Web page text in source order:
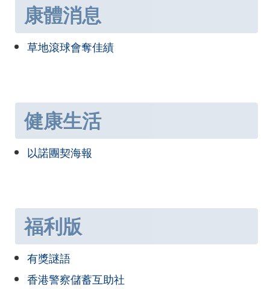
康體消息
草地滾球會奪佳績
健康生活
以諾團契海報
福利版
有獎謎語
香港警察儲蓄互助社